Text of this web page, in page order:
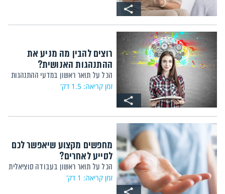
רוצים להבין מה מניע את
ההתנהגות האנושית?
הכל על תואר ראשון במדעי ההתנהגות
זמן קריאה: 1.5 דק'
מחפשים מקצוע שיאפשר לכם
לסייע לאחרים?
הכל על תואר ראשון בעבודה סוציאלית
זמן קריאה: 1 דק'